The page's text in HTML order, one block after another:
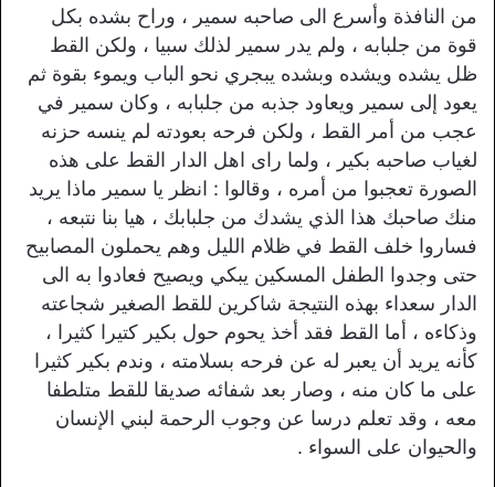
من النافذة وأسرع الى صاحبه سمير ، وراح بشده بكل
قوة من جلبابه ، ولم يدر سمير لذلك سبيا ، ولكن القط
ظل يشده ويشده وبشده يبجري نحو الباب ويموء بقوة ثم
يعود إلى سمير ويعاود جذبه من جلبابه ، وكان سمير في
عجب من أمر القط ، ولكن فرحه بعودته لم ينسه حزنه
لغياب صاحبه بكير ، ولما رای اهل الدار القط على هذه
الصورة تعجبوا من أمره ، وقالوا : انظر يا سمير ماذا يريد
منك صاحبك هذا الذي يشدك من جلبابك ، هيا بنا نتبعه ،
فساروا خلف القط في ظلام الليل وهم يحملون المصابيح
حتى وجدوا الطفل المسكين يبكي ويصيح فعادوا به الى
الدار سعداء بهذه النتيجة شاكرين للقط الصغير شجاعته
وذكاءه ، أما القط فقد أخذ يحوم حول بکیر كتيرا كثيرا ،
كأنه يريد أن يعبر له عن فرحه بسلامته ، وندم بکیر كثيرا
على ما كان منه ، وصار بعد شفائه صديقا للقط متلطفا
معه ، وقد تعلم درسا عن وجوب الرحمة لبني الإنسان
والحيوان على السواء .